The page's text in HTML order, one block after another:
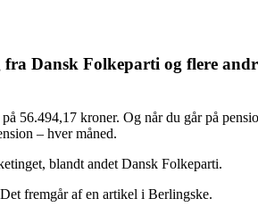
Dansk Folkeparti og flere
56.494,17 kroner. Og når du går på
– hver måned.
blandt andet Dansk Folkeparti.
fremgår af en artikel i Berlingske.